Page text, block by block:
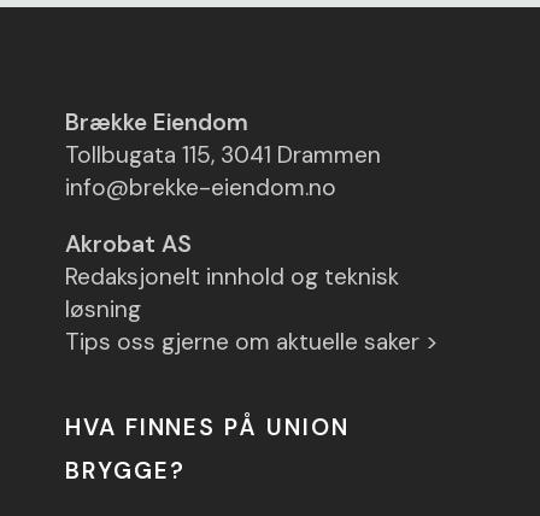
Brække Eiendom
Tollbugata 115, 3041 Drammen
info@brekke-eiendom.no
Akrobat AS
Redaksjonelt innhold og teknisk
løsning
Tips oss gjerne om aktuelle saker >
HVA FINNES PÅ UNION
BRYGGE?